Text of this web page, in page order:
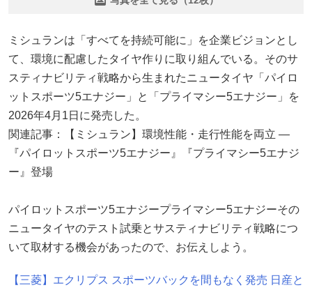
ミシュランは「すべてを持続可能に」を企業ビジョンとし
て、環境に配慮したタイヤ作りに取り組んでいる。そのサ
スティナビリティ戦略から生まれたニュータイヤ「パイロ
ットスポーツ5エナジー」と「プライマシー5エナジー」を
2026年4月1日に発売した。
関連記事：【ミシュラン】環境性能・走行性能を両立 —
『パイロットスポーツ5エナジー』『プライマシー5エナジ
ー』登場
パイロットスポーツ5エナジープライマシー5エナジーその
ニュータイヤのテスト試乗とサスティナビリティ戦略につ
いて取材する機会があったので、お伝えしよう。
【三菱】エクリプス スポーツバックを間もなく発売 日産と